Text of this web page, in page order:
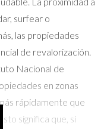
surfear o
las propiedades
de revalorización.
Nacional de
en zonas
rápidamente que
significa que, si